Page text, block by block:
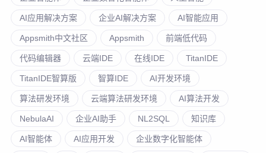
AI应用解决方案 企业AI解决方案 AI智能应用
Appsmith中文社区 Appsmith 前端低代码
代码编辑器 云端IDE 在线IDE TitanIDE
TitanIDE智算版 智算IDE AI开发环境
算法研发环境 云端算法研发环境 AI算法开发
NebulaAI 企业AI助手 NL2SQL 知识库
AI智能体 AI应用开发 企业数字化智能体